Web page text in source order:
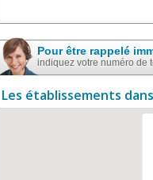
Pour être rappelé
indiquez votre numéro de
Les établissements